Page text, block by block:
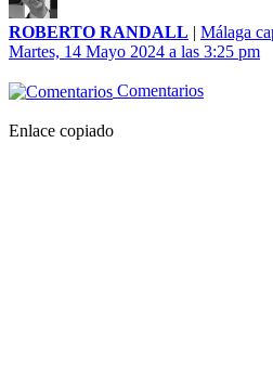
ROBERTO RANDALL | Málaga
Martes, 14 Mayo 2024 a las 3:25 pm
Comentarios
Enlace copiado